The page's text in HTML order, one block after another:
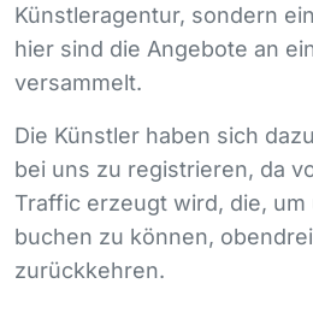
Künstleragentur, sondern
hier sind die Angebote an
versammelt.
Die Künstler haben sich
bei uns zu registrieren, da
Traffic erzeugt wird, die,
buchen zu können,
zurückkehren.